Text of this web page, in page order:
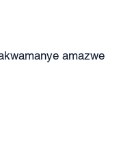
amazwe